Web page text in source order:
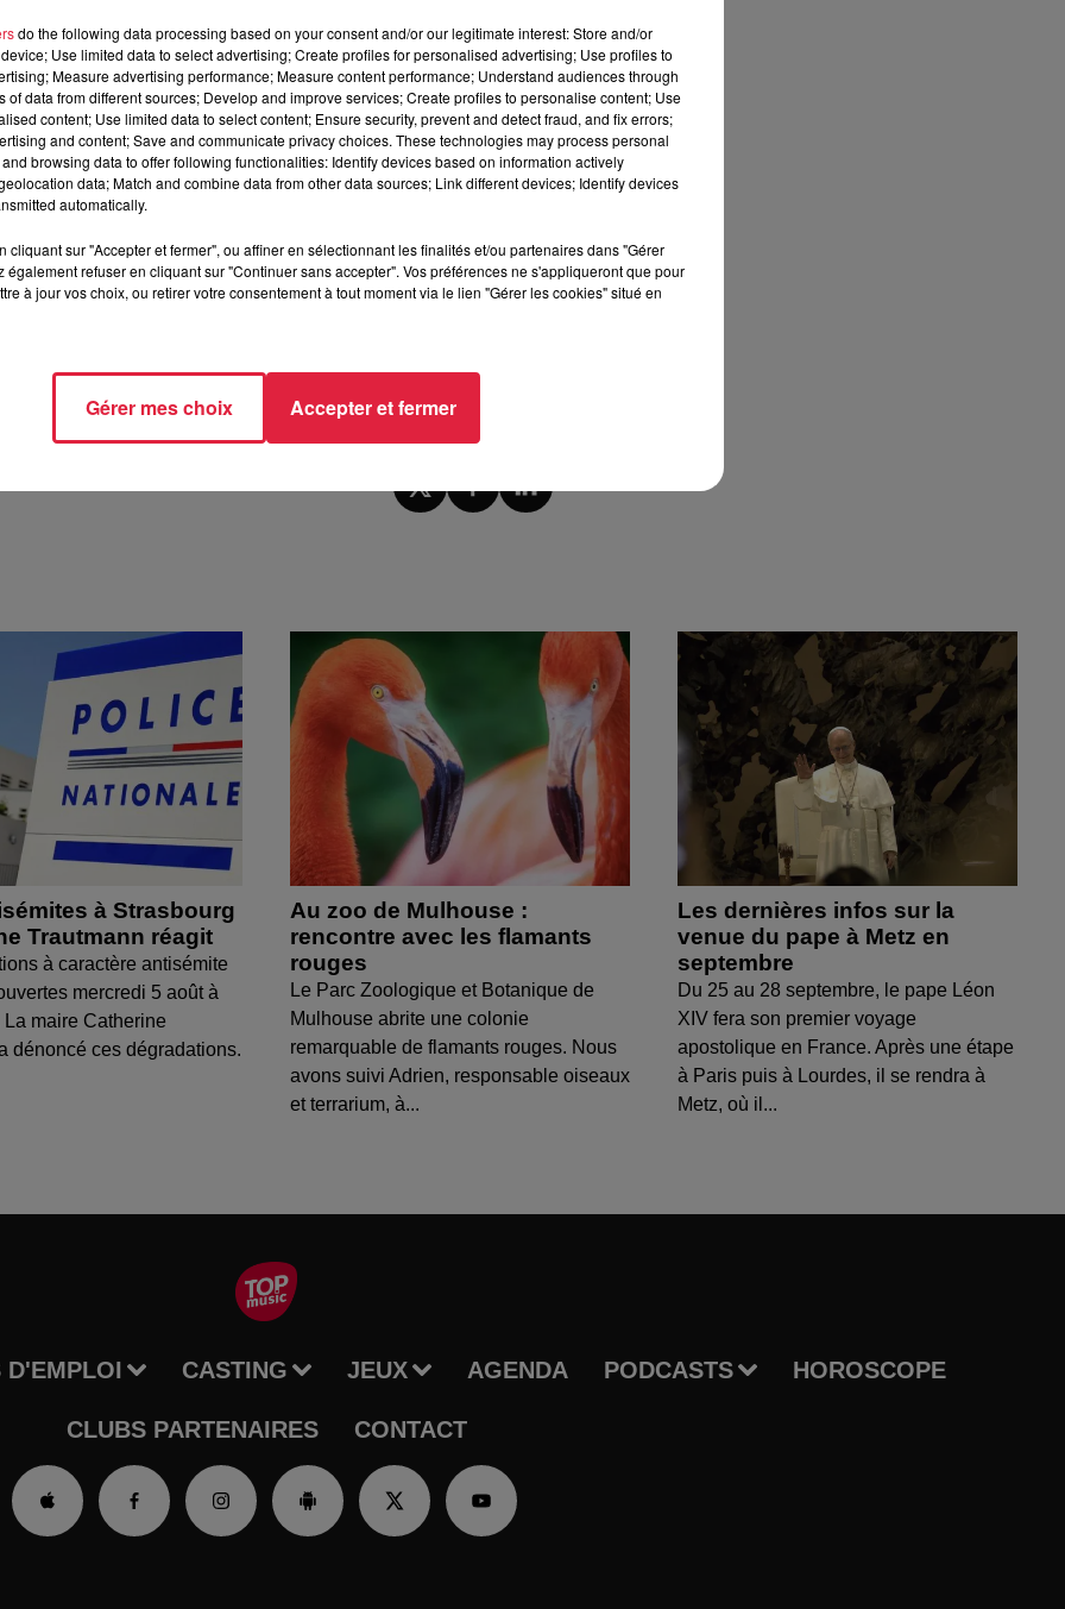
boîtes aux lettres :
les retours, un second tirage au sort sera réalisé selon des
partie du jury citoyen.
de Strasbourg.Au total, trois grands axes de travail ont été
réappropriation du marché de Noël par les Strasbourgeois, se
et comment mieux insérer l’événement dans la vie
à la mairie de Strasbourg en charge de la démocratie locale.
les coulisses et les acteurs du marché de noël. Le
pour le marché de noël de Strasbourg.Après concertation,
l’édition de 2023.
à Strasbourg
Trautmann réagit
à caractère antisémite
mercredi 5 août à
La maire Catherine
dénoncé ces dégradations.
Au zoo de Mulhouse :
rencontre avec les flamants
rouges
Le Parc Zoologique et Botanique de
Mulhouse abrite une colonie
remarquable de flamants rouges. Nous
avons suivi Adrien, responsable oiseaux
et terrarium, à...
Les dernières infos sur la
venue du pape à Metz en
septembre
Du 25 au 28 septembre, le pape Léon
XIV fera son premier voyage
apostolique en France. Après une étape
à Paris puis à Lourdes, il se rendra à
Metz, où il...
D'EMPLOI CASTING JEUX AGENDA PODCASTS HOROSCOPE
CLUBS PARTENAIRES CONTACT
do the following data processing based on your consent and/or our legitimate interest: Store and/or
Use limited data to select advertising; Create profiles for personalised advertising; Use profiles to
Measure advertising performance; Measure content performance; Understand audiences through
of data from different sources; Develop and improve services; Create profiles to personalise content; Use
content; Use limited data to select content; Ensure security, prevent and detect fraud, and fix errors;
and content; Save and communicate privacy choices. These technologies may process personal
browsing data to offer following functionalities: Identify devices based on information actively
data; Match and combine data from other data sources; Link different devices; Identify devices
automatically.
cliquant sur "Accepter et fermer", ou affiner en sélectionnant les finalités et/ou partenaires dans "Gérer
également refuser en cliquant sur "Continuer sans accepter". Vos préférences ne s'appliqueront que pour
à jour vos choix, ou retirer votre consentement à tout moment via le lien "Gérer les cookies" situé en
Gérer mes choix Accepter et fermer